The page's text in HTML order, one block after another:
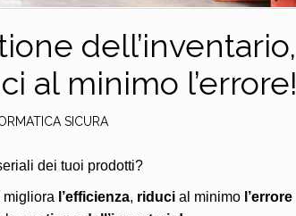
dell’inventario,
al minimo l’errore!
SICURA
dei tuoi prodotti?
migliora l’efficienza, riducial minimo l’errore